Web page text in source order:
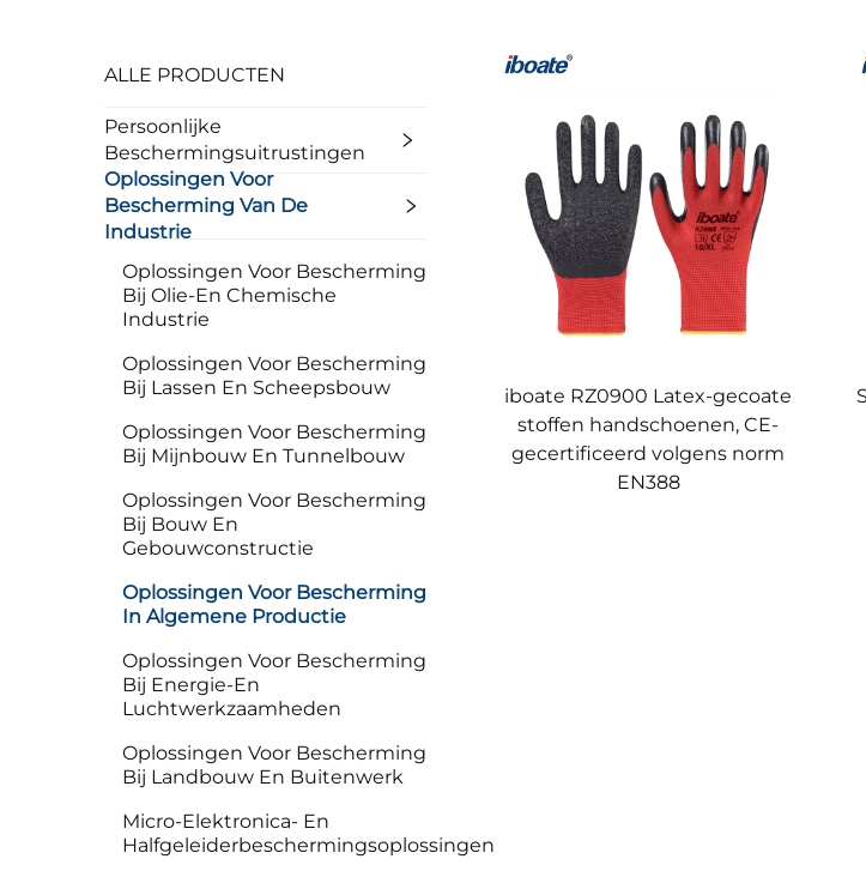
ALLE PRODUCTEN
Persoonlijke
Beschermingsuitrustingen
Oplossingen Voor
Bescherming Van De
Industrie
Oplossingen Voor Bescherming
Bij Olie-En Chemische
Industrie
Oplossingen Voor Bescherming
Bij Lassen En Scheepsbouw
Oplossingen Voor Bescherming
Bij Mijnbouw En Tunnelbouw
Oplossingen Voor Bescherming
Bij Bouw En
Gebouwconstructie
Oplossingen Voor Bescherming
In Algemene Productie
Oplossingen Voor Bescherming
Bij Energie-En
Luchtwerkzaamheden
Oplossingen Voor Bescherming
Bij Landbouw En Buitenwerk
Micro-Elektronica- En
Halfgeleiderbeschermingsoplossingen
iboate RZ0900 Latex-gecoate
stoffen handschoenen, CE-
gecertificeerd volgens norm
EN388